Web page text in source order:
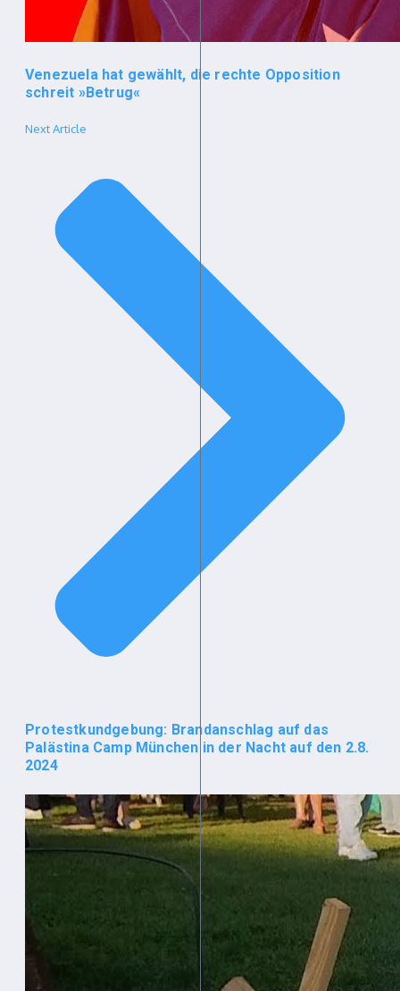
Venezuela hat gewählt, die rechte Opposition
schreit »Betrug«
Next Article
Protestkundgebung: Brandanschlag auf das
Palästina Camp München in der Nacht auf den 2.8.
2024